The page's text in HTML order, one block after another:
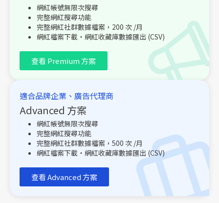
網紅帳號無限次搜尋
完整網紅搜尋功能
完整網紅社群數據檔案，200 次 /月
網紅檔案下載・網紅收藏庫數據匯出 (CSV)
查看 Premium 方案
適合品牌企業、廣告代理商
Advanced 方案
網紅帳號無限次搜尋
完整網紅搜尋功能
完整網紅社群數據檔案，500 次 /月
網紅檔案下載・網紅收藏庫數據匯出 (CSV)
查看 Advanced 方案